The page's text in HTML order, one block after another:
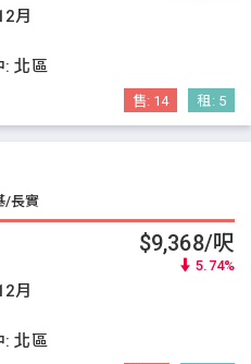
月
:北區
售: 14 租: 5
/長實
$9,368/呎
5.74%
月
:北區